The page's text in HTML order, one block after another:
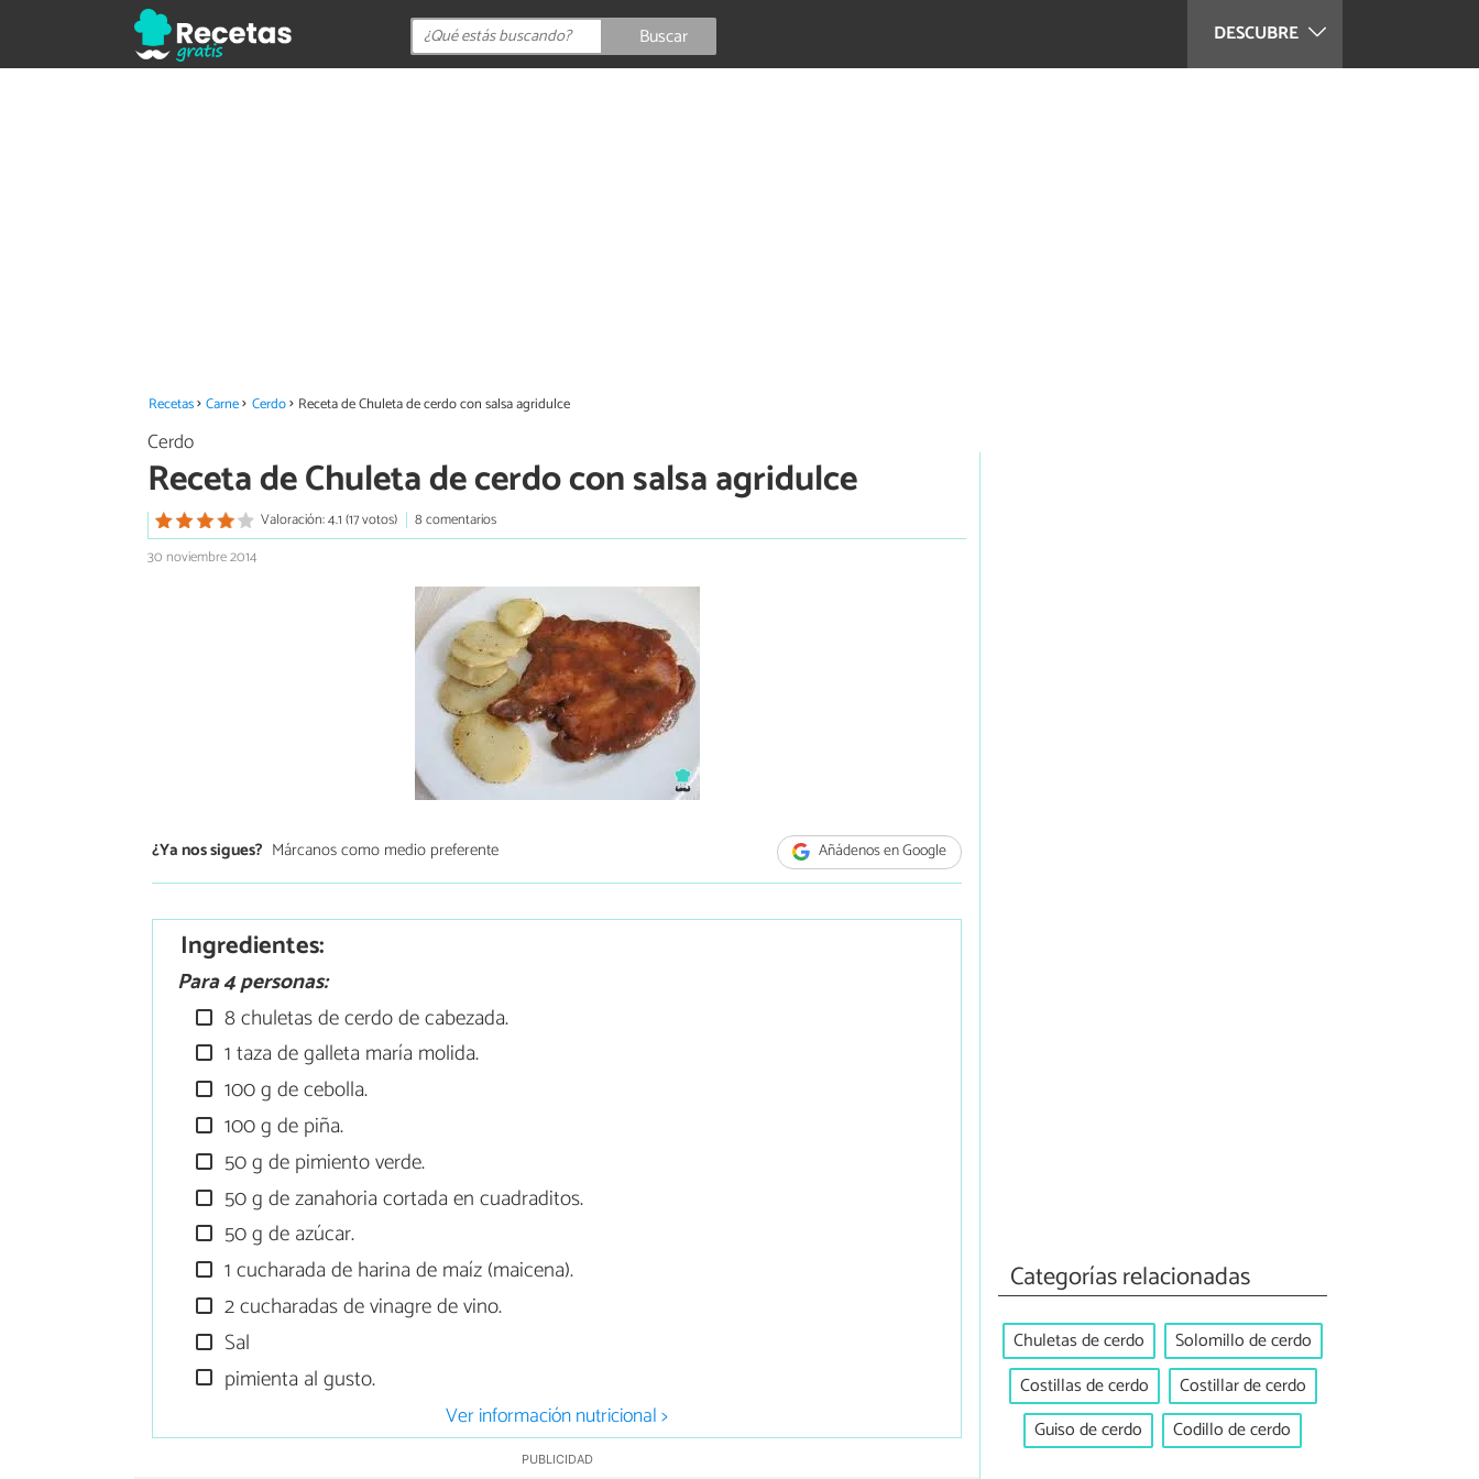
DESCUBRE
Buscar
Recetas Carne Cerdo Receta de Chuleta de cerdo con salsa agridulce
Cerdo
Receta de Chuleta de cerdo con salsa agridulce
Valoración: 4.1 (17 votos)
8 comentarios
30 noviembre 2014
¿Ya nos sigues? Márcanos como medio preferente Añádenos en Google
Ingredientes:
Para 4 personas:
8 chuletas de cerdo de cabezada.
1 taza de galleta maría molida.
100 g de cebolla.
100 g de piña.
50 g de pimiento verde.
50 g de zanahoria cortada en cuadraditos.
50 g de azúcar.
1 cucharada de harina de maíz (maicena).
2 cucharadas de vinagre de vino.
Sal
pimienta al gusto.
Ver información nutricional >
Categorías relacionadas
Chuletas de cerdo
Solomillo de cerdo
Costillas de cerdo
Costillar de cerdo
Guiso de cerdo
Codillo de cerdo